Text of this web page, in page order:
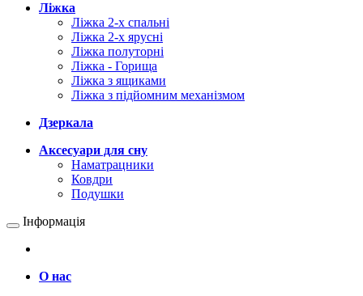
Ліжка
Ліжка 2-х спальні
Ліжка 2-х ярусні
Ліжка полуторні
Ліжка - Горища
Ліжка з ящиками
Ліжка з підйомним механізмом
Дзеркала
Аксесуари для сну
Наматрацники
Ковдри
Подушки
Інформація
О нас